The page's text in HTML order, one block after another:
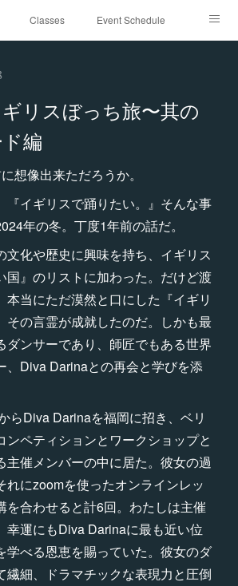
Classes Event Schedule
リスぼっち旅〜其の
編
想像出来ただろうか。
『イギリスで踊りたい。』そんな事
年の冬。丁度1年前の話だ。
文化や歴史に興味を持ち、イギリス
国』のリストに加わった。だけど渡
本当にただ漠然と口にした『イギリ
その言霊が成就したのだ。しかも最
ダンサーであり、師匠でもある世界
、Diva Darinaとの再会と学びを添
らDiva Darinaを福岡に招き、ベリ
ンペティションとワークショップと
主催メンバーの中に居た。彼女の過
れにzoomを使ったオンラインレッ
を合わせると計6回。わたしは主催
幸運にもDiva Darinaに最も近い位
学べる恩恵を賜っていた。彼女のダ
繊細、ドラマチックな表現力と圧倒